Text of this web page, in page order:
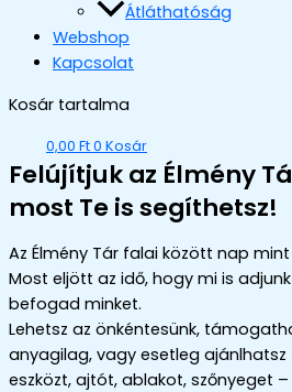
Átláthatóság
Webshop
Kapcsolat
Kosár tartalma
0,00 Ft0 Kosár
Felújítjuk az Élmény
most Te is segíthetsz!
Az Élmény Tár falai között nap
Most eljött az idő, hogy mi is
befogad minket.
Lehetsz az önkéntesünk,
anyagilag, vagy esetleg
eszközt, ajtót, ablakot, szőnyeget